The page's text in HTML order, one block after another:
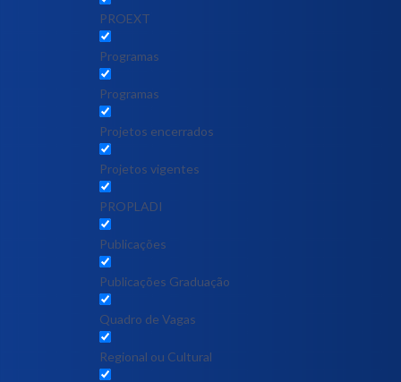
PROEXT
Programas
Programas
Projetos encerrados
Projetos vigentes
PROPLADI
Publicações
Publicações Graduação
Quadro de Vagas
Regional ou Cultural